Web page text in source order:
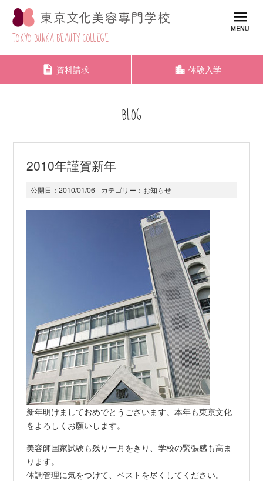
TOKYO BUNKA BEAUTY COLLEGE
資料請求 体験入学
BLOG
2010年謹賀新年
公開日： 2010/01/06 カテゴリー： お知らせ
新年明けましておめでとうございます。本年も東京文化
をよろしくお願いします。
美容師国家試験も残り一月をきり、学校の緊張感も高ま
ります。
体調管理に気をつけて、ベストを尽くしてください。